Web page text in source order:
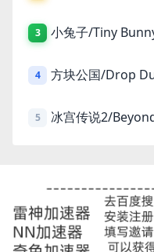
3 小兔子/Tiny
4 方块公国/Drop
5 冰宫传说2/